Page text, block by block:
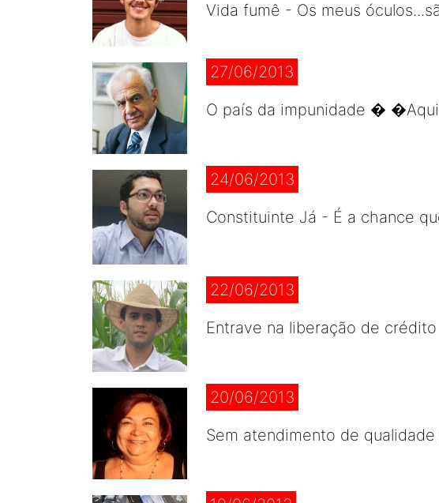
Vida fumê - Os meus
27/06/2013
O país da impunidade �
24/06/2013
Constituinte Já - É a chance
22/06/2013
Entrave na liberação de
20/06/2013
Sem atendimento de